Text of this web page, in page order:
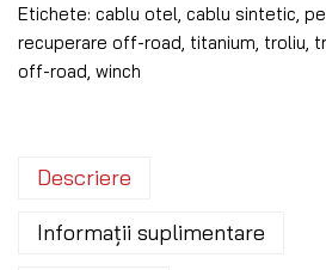
Etichete: cablu otel cablu sintetic
recuperare off-road titanium troliu
off-road winch
Descriere
Informații suplimentare